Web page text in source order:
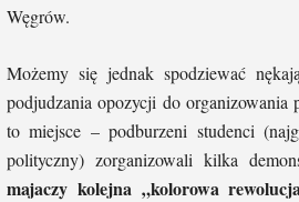
Węgrów.
Możemy się jednak spodziewać
podjudzania opozycji do
to miejsce – podburzeni studenci
polityczny) zorganizowali kilka
majaczy kolejna „kolorowa